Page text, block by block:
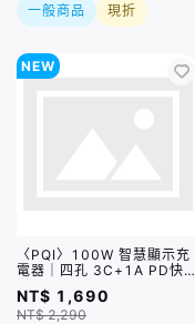
一般商品 現折
NEW
〈PQI〉100W 智慧顯示充
電器｜四孔 3C+1A PD快充
充電器（PDC100WS1）
NT$ 1,690
NT$ 2,290